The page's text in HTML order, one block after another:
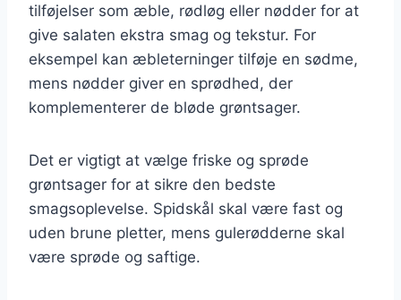
tilføjelser som æble, rødløg eller nødder for at
give salaten ekstra smag og tekstur. For
eksempel kan æbleterninger tilføje en sødme,
mens nødder giver en sprødhed, der
komplementerer de bløde grøntsager.
Det er vigtigt at vælge friske og sprøde
grøntsager for at sikre den bedste
smagsoplevelse. Spidskål skal være fast og
uden brune pletter, mens gulerødderne skal
være sprøde og saftige.